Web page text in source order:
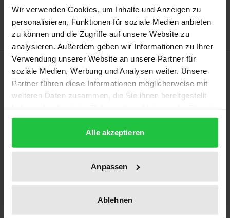
Wir verwenden Cookies, um Inhalte und Anzeigen zu
personalisieren, Funktionen für soziale Medien anbieten
zu können und die Zugriffe auf unsere Website zu
analysieren. Außerdem geben wir Informationen zu Ihrer
Verwendung unserer Website an unsere Partner für
soziale Medien, Werbung und Analysen weiter. Unsere
Partner führen diese Informationen möglicherweise mit
weiteren Daten zusammen, die Sie ihnen bereitgestellt
gesammelt haben.
Alle akzeptieren
Anpassen
Ablehnen
Delivery cost notice
Description
Wie soll man mit Instrumentalschülern umgehen,
im Unterricht nicht zufriedenzustellen sind? Wie
üben normalbegabte jugendliche
Instrumentalschüler heutzutage eigentlich, und sind
die immer häufiger genutzten online verfügbaren
Lernquellen dabei eher Segen oder Fluch? Um